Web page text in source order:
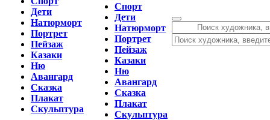
Дети
Натюрморт
Портрет
Пейзаж
Казаки
Ню
Авангард
Сказка
Плакат
Скульптура
Спорт
Дети
Натюрморт
Портрет
Пейзаж
Казаки
Ню
Авангард
Сказка
Плакат
Скульптура